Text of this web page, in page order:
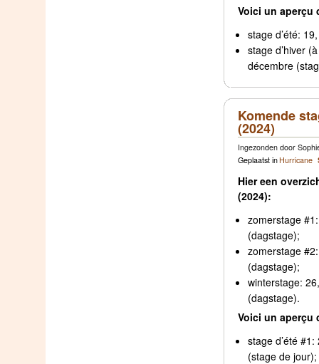
Voici un aperçu
stage d’été:
stage d’hiver
décembre
Komende
(2024)
Ingezonden door
Geplaatst inHurricane
Hier een
(2024):
zomerstage
(dagstage);
zomerstage
(dagstage);
winterstage:
(dagstage).
Voici un aperçu
stage d’été
(stage de jour);